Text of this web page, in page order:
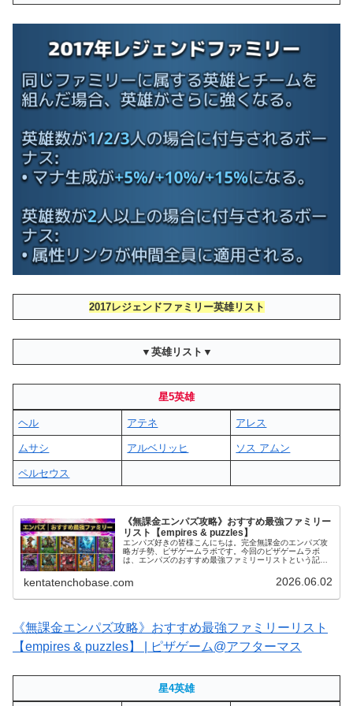
2017レジェンドファミリー英雄リスト
▼英雄リスト▼
星5英雄
ヘル アテネ アレス
ムサシ アルベリッヒ ソス アムン
ペルセウス
《無課金エンパズ攻略》おすすめ最強ファミリー
リスト【empires & puzzles】
エンパズ好きの皆様こんにちは。完全無課金のエンパズ攻
略ガチ勢、ピザゲームラボです。今回のピザゲームラボ
は、エンパズのおすすめ最強ファミリーリストという記事
kentatenchobase.com 2026.06.02
《無課金エンパズ攻略》おすすめ最強ファミリーリスト
【empires & puzzles】 | ピザゲーム@アフターマス
星4英雄